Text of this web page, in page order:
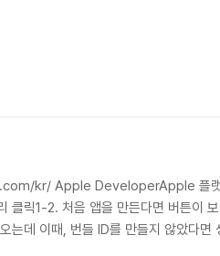
kr/ Apple DeveloperApple 플랫
릭1-2. 처음 앱을 만든다면 버튼이
는데 이때, 번들 ID를 만들지 않았다